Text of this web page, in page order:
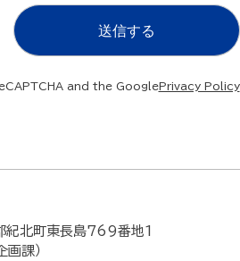
and the GooglePrivacy Policy
紀北町東長島769番地1
課）